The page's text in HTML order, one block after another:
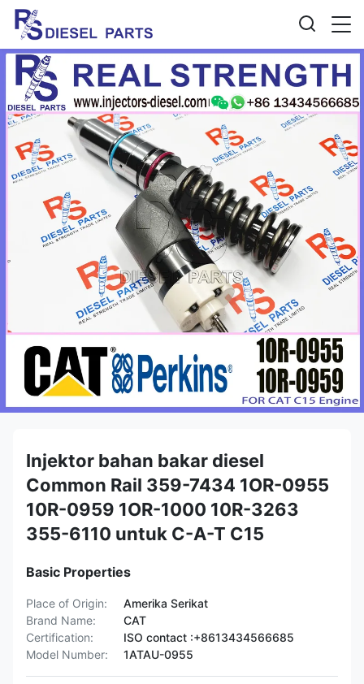
Injektor bahan bakar diesel
Common Rail 359-7434 1OR-0955
10R-0959 1OR-1000 10R-3263
355-6110 untuk C-A-T C15
Basic Properties
Place of Origin:
Amerika Serikat
Brand Name:
CAT
Certification:
ISO contact :+8613434566685
Model Number:
1ATAU-0955